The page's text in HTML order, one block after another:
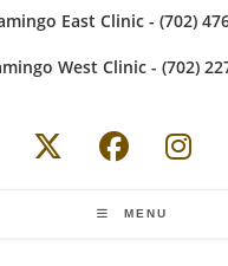
East Clinic - (702)
West Clinic - (702)
MENU